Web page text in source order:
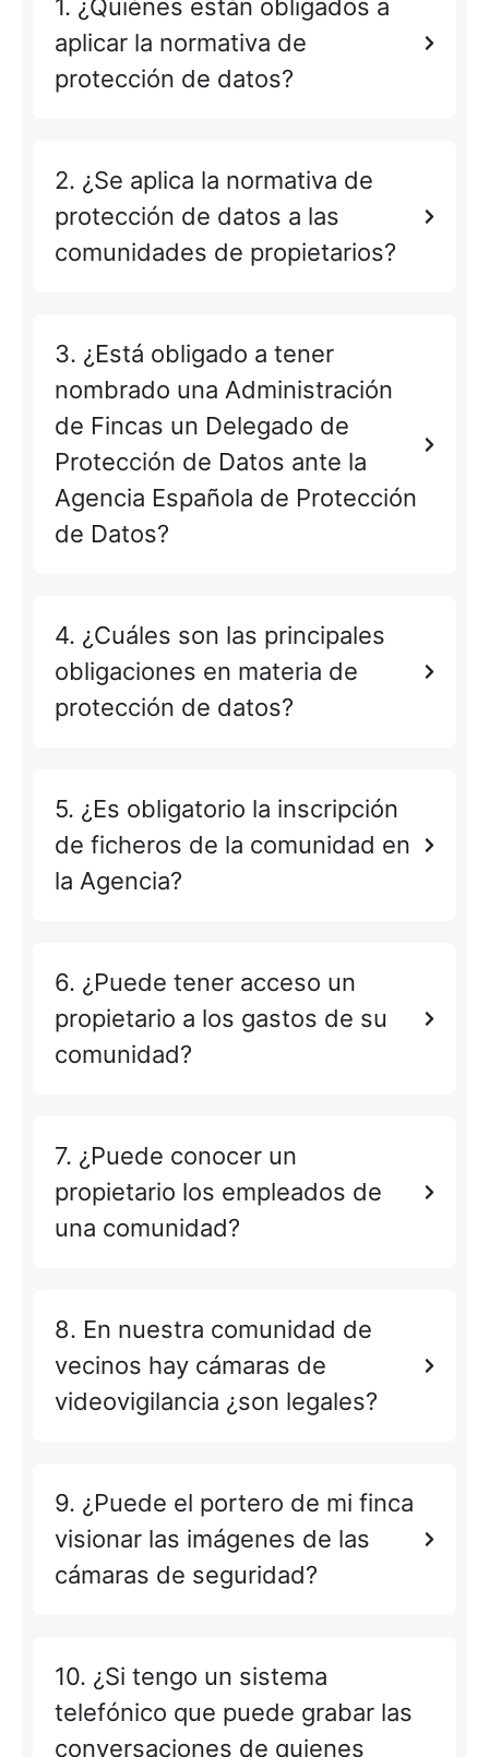
1. ¿Quiénes están obligados a
aplicar la normativa de
protección de datos?
2. ¿Se aplica la normativa de
protección de datos a las
comunidades de propietarios?
3. ¿Está obligado a tener
nombrado una Administración
de Fincas un Delegado de
Protección de Datos ante la
Agencia Española de Protección
de Datos?
4. ¿Cuáles son las principales
obligaciones en materia de
protección de datos?
5. ¿Es obligatorio la inscripción
de ficheros de la comunidad en
la Agencia?
6. ¿Puede tener acceso un
propietario a los gastos de su
comunidad?
7. ¿Puede conocer un
propietario los empleados de
una comunidad?
8. En nuestra comunidad de
vecinos hay cámaras de
videovigilancia ¿son legales?
9. ¿Puede el portero de mi finca
visionar las imágenes de las
cámaras de seguridad?
10. ¿Si tengo un sistema
telefónico que puede grabar las
conversaciones de quienes